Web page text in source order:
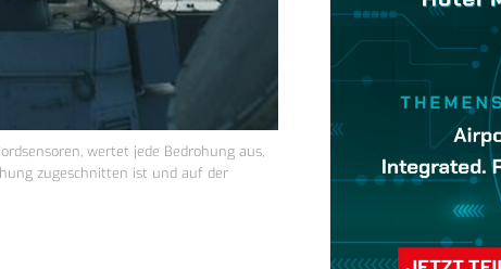
wertet jede Bedrohung aus,
zugeschnitten ist und auf der